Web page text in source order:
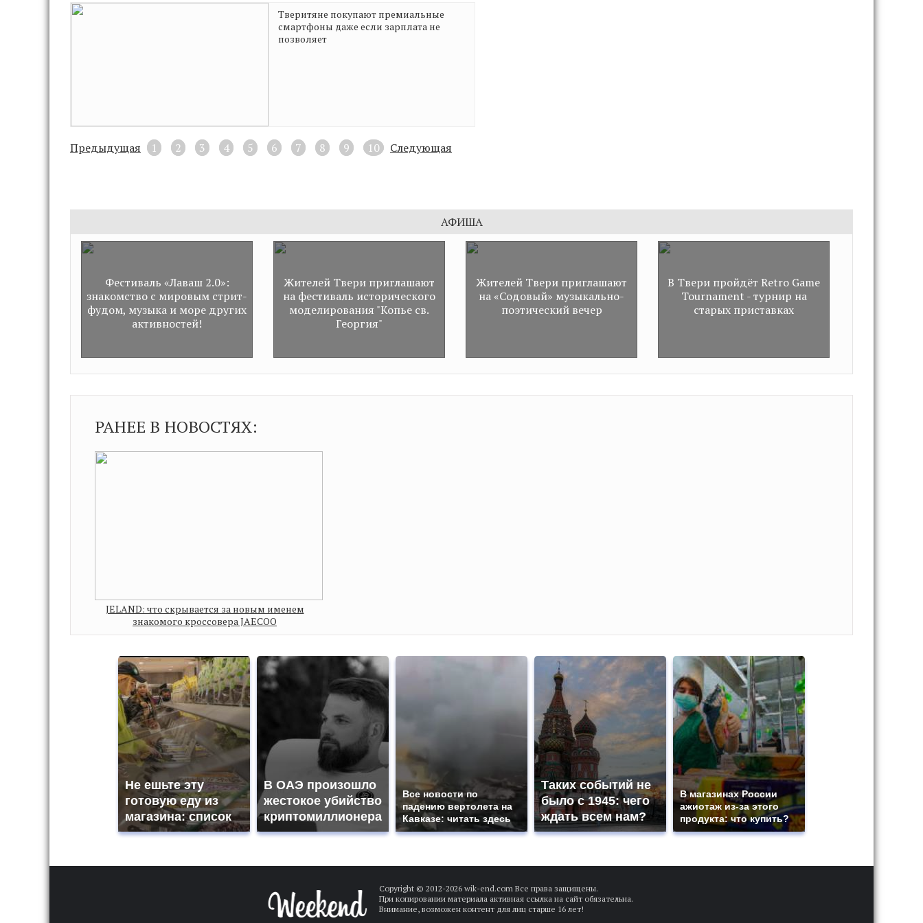
Тверитяне покупают премиальные
смартфоны даже если зарплата не
позволяет
Предыдущая 1 2 3 4 5 6 7 8 9 10 Следующая
АФИША
Фестиваль «Лаваш 2.0»:
знакомство с мировым стрит-
фудом, музыка и море других
активностей!
Жителей Твери приглашают
на фестиваль исторического
моделирования "Копье св.
Георгия"
Жителей Твери приглашают
на «Содовый» музыкально-
поэтический вечер
В Твери пройдёт Retro Game
Tournament - турнир на
старых приставках
РАНЕЕ В НОВОСТЯХ:
JELAND: что скрывается за новым именем
знакомого кроссовера JAECOO
Не ешьте эту
готовую еду из
магазина: список
В ОАЭ произошло
жестокое убийство
криптомиллионера
Все новости по
падению вертолета на
Кавказе: читать здесь
Таких событий не
было с 1945: чего
ждать всем нам?
В магазинах России
ажиотаж из-за этого
продукта: что купить?
Copyright © 2012-2026 wik-end.com Все права защищены.
При копировании материала активная ссылка на сайт обязательна.
Внимание, возможен контент для лиц старше 16 лет!